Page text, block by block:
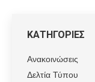
ΚΑΤΗΓΟΡΙΕΣ
Ανακοινώσεις
Δελτία Τύπου